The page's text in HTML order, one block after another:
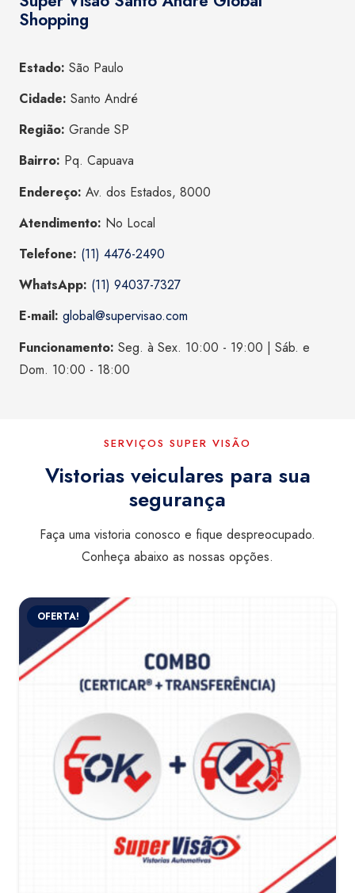
Shopping
Estado: São Paulo
Cidade: Santo André
Região: Grande SP
Bairro: Pq. Capuava
Endereço: Av. dos Estados, 8000
Atendimento: No Local
Telefone: (11) 4476-2490
WhatsApp: (11) 94037-7327
E-mail: global@supervisao.com
Funcionamento: Seg. à Sex. 10:00 - 19:00 | Sáb. e
Dom. 10:00 - 18:00
SERVIÇOS SUPER VISÃO
Vistorias veiculares para sua
segurança
Faça uma vistoria conosco e fique despreocupado.
Conheça abaixo as nossas opções.
OFERTA!